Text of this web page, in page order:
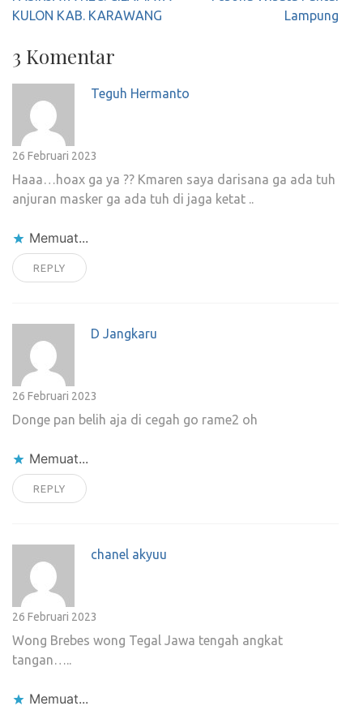
KULON KAB. KARAWANG
Lampung
3 Komentar
Teguh Hermanto
26 Februari 2023
Haaa…hoax ga ya ?? Kmaren saya darisana ga ada tuh
anjuran masker ga ada tuh di jaga ketat ..
Memuat...
REPLY
D Jangkaru
26 Februari 2023
Donge pan belih aja di cegah go rame2 oh
Memuat...
REPLY
chanel akyuu
26 Februari 2023
Wong Brebes wong Tegal Jawa tengah angkat
tangan…..
Memuat...